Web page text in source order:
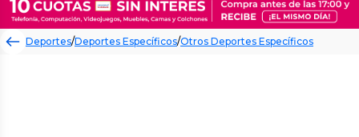
Deportes/Deportes Específicos/Otros Deportes Específicos